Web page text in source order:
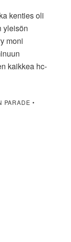
kenties oli
yleisön
moni
kaikkea hc-
PARADE •